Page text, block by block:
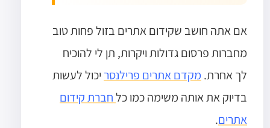
אם אתה חושב שקידום אתרים בזול פחות טוב
מחברות פרסום גדולות ויקרות, תן לי להוכיח
לך אחרת. מקדם אתרים פרילנסריכול לעשות
בדיוק את אותה משימה כמו כלחברת קידום
אתרים.